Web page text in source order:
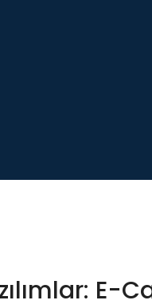
E-